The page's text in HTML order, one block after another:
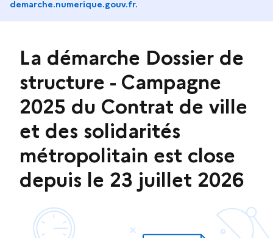
demarche.numerique.gouv.fr.
La démarche Dossier de
structure - Campagne
2025 du Contrat de ville
et des solidarités
métropolitain est close
depuis le 23 juillet 2026